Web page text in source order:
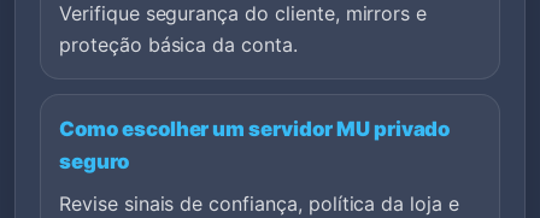
Verifique segurança do cliente, mirrors e
proteção básica da conta.
Como escolher um servidor MU privado
seguro
Revise sinais de confiança, política da loja e